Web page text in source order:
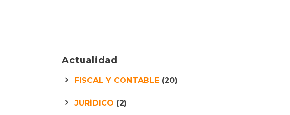
Actualidad
FISCAL Y CONTABLE (20)
JURÍDICO (2)